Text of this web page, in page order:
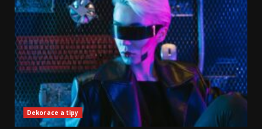
Dekorace a tipy